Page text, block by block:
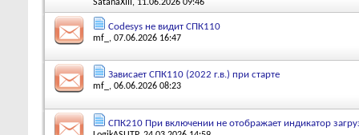
SatanaXIII , 11.06.2026 09:46
Codesys не видит СПК110
mf_ , 07.06.2026 16:47
Зависает СПК110 (2022 г.в.) при старте
mf_ , 06.06.2026 08:23
СПК210 При включении не отображает индикатор